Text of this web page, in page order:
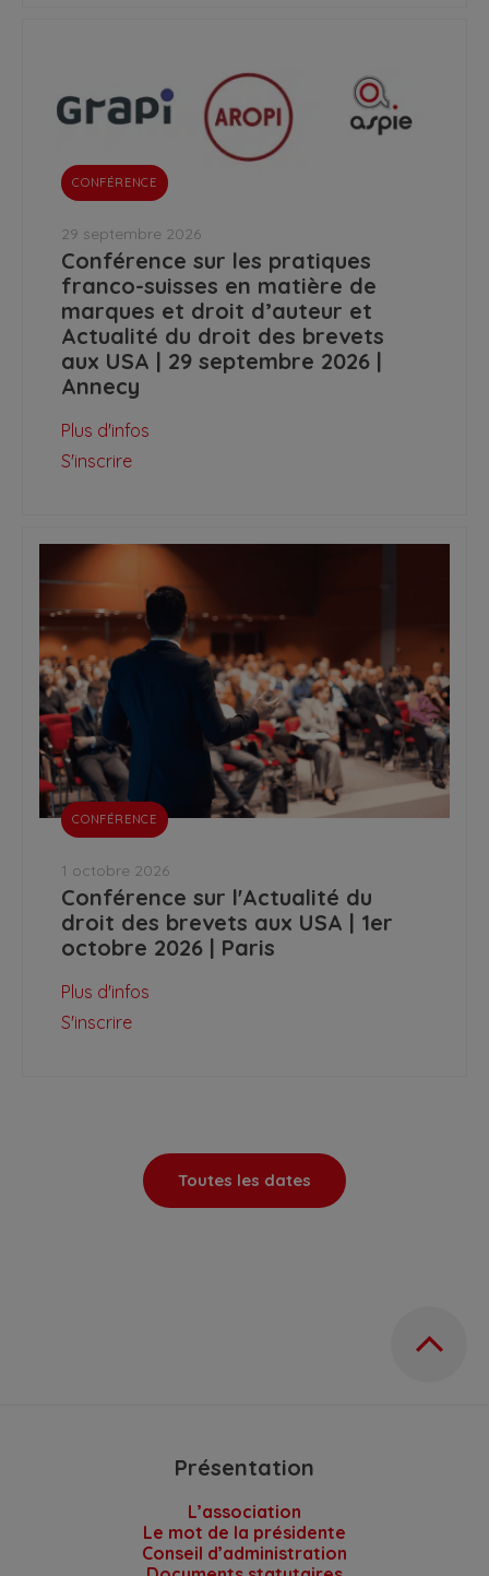
CONFÉRENCE
29 septembre 2026
Conférence sur les pratiques
franco-suisses en matière de
marques et droit d’auteur et
Actualité du droit des brevets
aux USA | 29 septembre 2026 |
Annecy
Plus d'infos
S'inscrire
CONFÉRENCE
1 octobre 2026
Conférence sur l'Actualité du
droit des brevets aux USA | 1er
octobre 2026 | Paris
Plus d'infos
S'inscrire
Toutes les dates
Présentation
L’association
Le mot de la présidente
Conseil d’administration